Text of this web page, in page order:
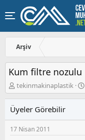
Arşiv
Kum filtre nozulu
K
o
u
y
u
tekinmakinaplastik
Üyeler Görebilir
17 Nisan 2011